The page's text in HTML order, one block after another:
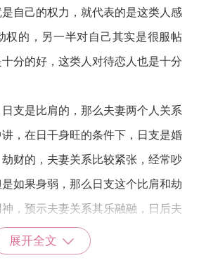
自己的权力，就代表的是这类人感
权的，另一半对自己其实是很服帖
分的好，这类人对待恋人也是十分
是比肩的，那么夫妻两个人关系
，在日干身旺的条件下，日支是婚
财的，夫妻关系比较紧张，经常吵
如果身弱，那么日支这个比肩和劫
，预示夫妻关系其乐融融，日后夫
易有婚缘，三合局,都是一种相
展开全文